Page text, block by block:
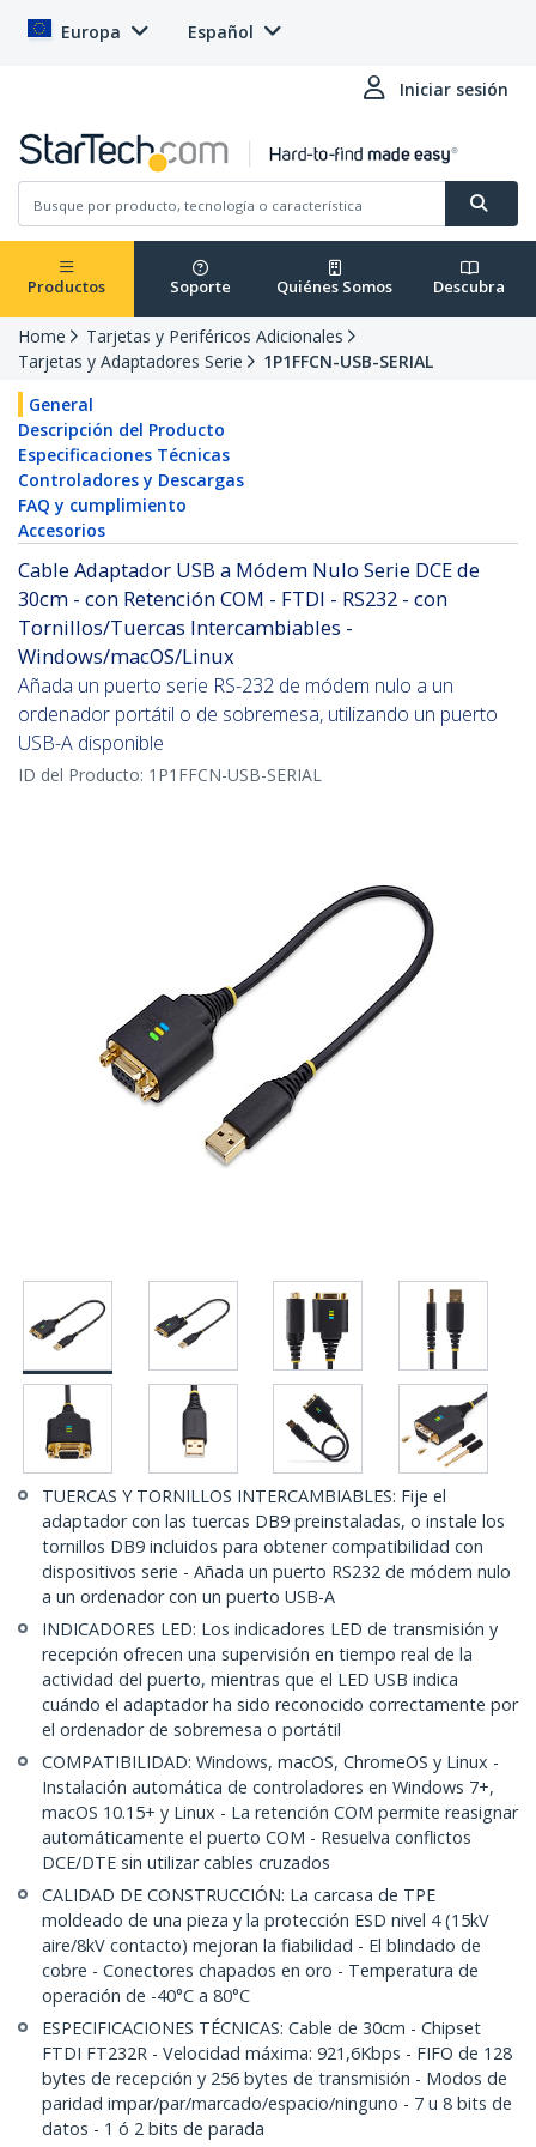
Europa Español
Iniciar sesión
Productos Soporte Quiénes Somos Descubra
Home
Tarjetas y Periféricos Adicionales
Tarjetas y Adaptadores Serie
1P1FFCN-USB-SERIAL
General
Descripción del Producto
Especificaciones Técnicas
Controladores y Descargas
FAQ y cumplimiento
Accesorios
Cable Adaptador USB a Módem Nulo Serie DCE de
30cm - con Retención COM - FTDI - RS232 - con
Tornillos/Tuercas Intercambiables -
Windows/macOS/Linux
Añada un puerto serie RS-232 de módem nulo a un
ordenador portátil o de sobremesa, utilizando un puerto
USB-A disponible
ID del Producto: 1P1FFCN-USB-SERIAL
TUERCAS Y TORNILLOS INTERCAMBIABLES: Fije el
adaptador con las tuercas DB9 preinstaladas, o instale los
tornillos DB9 incluidos para obtener compatibilidad con
dispositivos serie - Añada un puerto RS232 de módem nulo
a un ordenador con un puerto USB-A
INDICADORES LED: Los indicadores LED de transmisión y
recepción ofrecen una supervisión en tiempo real de la
actividad del puerto, mientras que el LED USB indica
cuándo el adaptador ha sido reconocido correctamente por
el ordenador de sobremesa o portátil
COMPATIBILIDAD: Windows, macOS, ChromeOS y Linux -
Instalación automática de controladores en Windows 7+,
macOS 10.15+ y Linux - La retención COM permite reasignar
automáticamente el puerto COM - Resuelva conflictos
DCE/DTE sin utilizar cables cruzados
CALIDAD DE CONSTRUCCIÓN: La carcasa de TPE
moldeado de una pieza y la protección ESD nivel 4 (15kV
aire/8kV contacto) mejoran la fiabilidad - El blindado de
cobre - Conectores chapados en oro - Temperatura de
operación de -40°C a 80°C
ESPECIFICACIONES TÉCNICAS: Cable de 30cm - Chipset
FTDI FT232R - Velocidad máxima: 921,6Kbps - FIFO de 128
bytes de recepción y 256 bytes de transmisión - Modos de
paridad impar/par/marcado/espacio/ninguno - 7 u 8 bits de
datos - 1 ó 2 bits de parada